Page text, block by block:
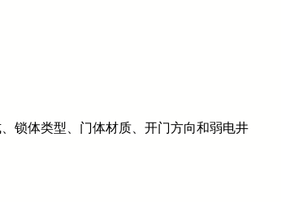
锁体类型、门体材质、开门方向和弱电井